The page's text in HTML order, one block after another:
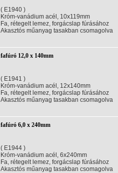
( E1940 )
Króm-vanádium acél, 10x119mm
Fa, rétegelt lemez, forgácslap fúrásához
Akasztós műanyag tasakban csomagolva
fafúró 12,0 x 140mm
( E1941 )
Króm-vanádium acél, 12x140mm
Fa, rétegelt lemez, forgácslap fúrásához
Akasztós műanyag tasakban csomagolva
fafúró 6,0 x 240mm
( E1944 )
Króm-vanádium acél, 6x240mm
Fa, rétegelt lemez, forgácslap fúrásához
Akasztós műanyag tasakban csomagolva